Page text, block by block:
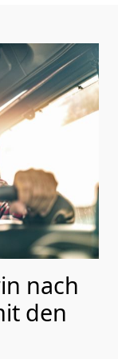
nach
den